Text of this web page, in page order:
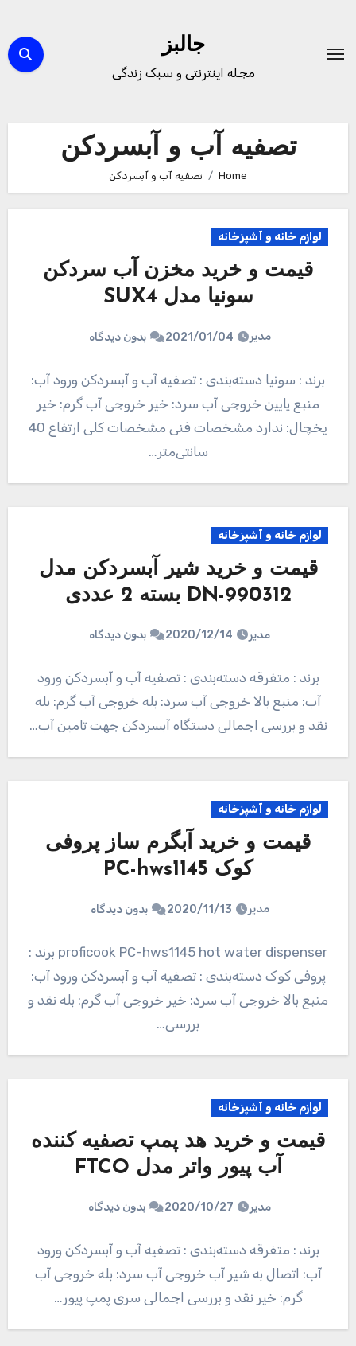
content
جالبز
مجله اینترنتی و سبک زندگی
تصفیه آب و آبسردکن
Home تصفیه آب و آبسردکن
لوازم خانه و آشپزخانه
قیمت و خرید مخزن آب سردکن
سونیا مدل SUX4
مدیر 2021/01/04 بدون دیدگاه
برند : سونیا دسته‌بندی : تصفیه آب و آبسردکن ورود آب:
منبع پایین خروجی آب سرد: خیر خروجی آب گرم: خیر
یخچال: ندارد مشخصات فنی مشخصات کلی ارتفاع 40
سانتی‌متر…
لوازم خانه و آشپزخانه
قیمت و خرید شیر آبسردکن مدل
DN-990312 بسته 2 عددی
مدیر 2020/12/14 بدون دیدگاه
برند : متفرقه دسته‌بندی : تصفیه آب و آبسردکن ورود
آب: منبع بالا خروجی آب سرد: بله خروجی آب گرم: بله
نقد و بررسی اجمالی دستگاه آبسردکن جهت تامین آب…
لوازم خانه و آشپزخانه
قیمت و خرید آبگرم ساز پروفی
کوک PC-hws1145
مدیر 2020/11/13 بدون دیدگاه
proficook PC-hws1145 hot water dispenser برند :
پروفی کوک دسته‌بندی : تصفیه آب و آبسردکن ورود آب:
منبع بالا خروجی آب سرد: خیر خروجی آب گرم: بله نقد و
بررسی…
لوازم خانه و آشپزخانه
قیمت و خرید هد پمپ تصفیه کننده
آب پیور واتر مدل FTCO
مدیر 2020/10/27 بدون دیدگاه
برند : متفرقه دسته‌بندی : تصفیه آب و آبسردکن ورود
آب: اتصال به شیر آب خروجی آب سرد: بله خروجی آب
گرم: خیر نقد و بررسی اجمالی سری پمپ پیور…